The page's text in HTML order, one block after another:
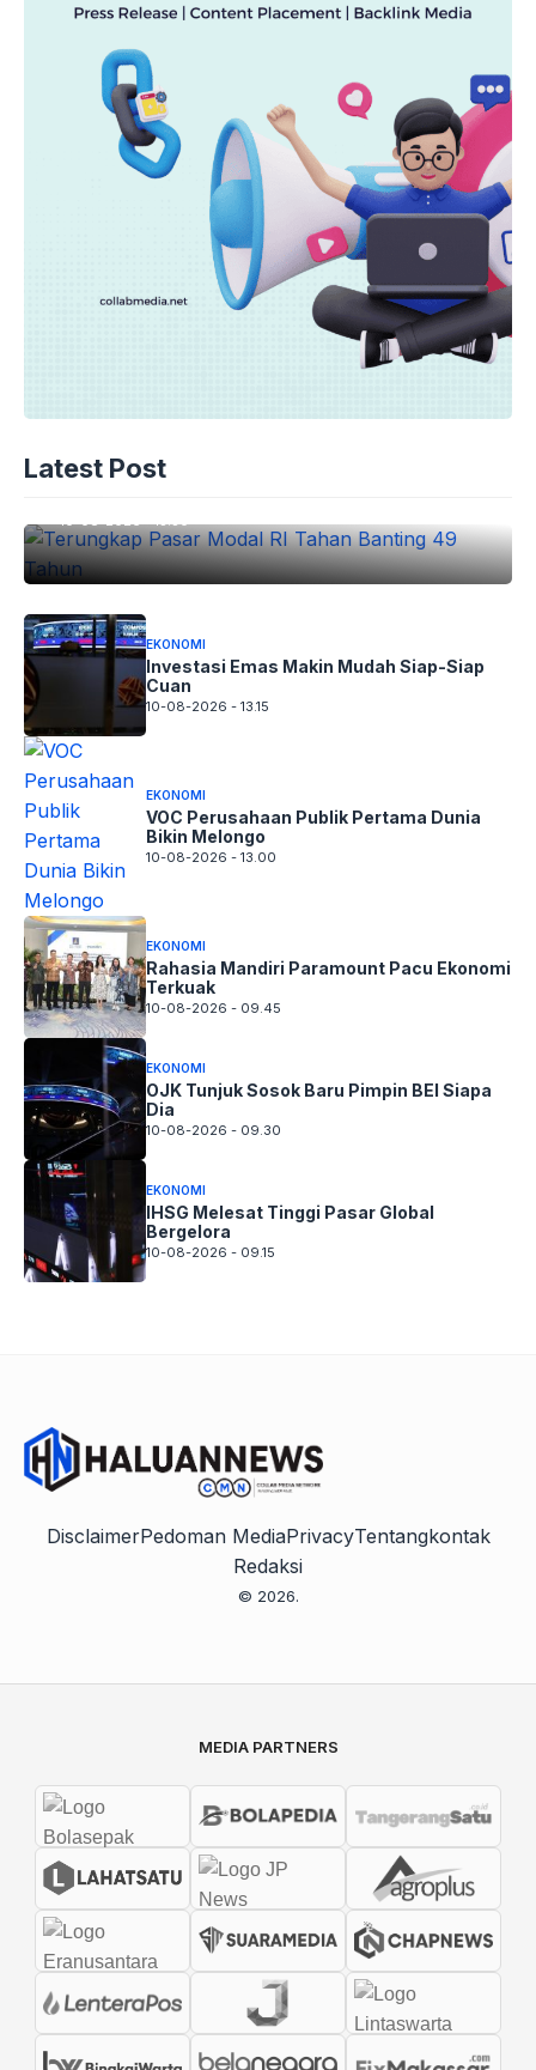
Latest Post
Terungkap Pasar Modal RI Tahan
Banting 49 Tahun
10-08-2026 - 13.30
EKONOMI
Investasi Emas Makin Mudah Siap-Siap
Cuan
10-08-2026 - 13.15
EKONOMI
VOC Perusahaan Publik Pertama Dunia
Bikin Melongo
10-08-2026 - 13.00
EKONOMI
Rahasia Mandiri Paramount Pacu Ekonomi
Terkuak
10-08-2026 - 09.45
EKONOMI
OJK Tunjuk Sosok Baru Pimpin BEI Siapa
Dia
10-08-2026 - 09.30
EKONOMI
IHSG Melesat Tinggi Pasar Global
Bergelora
10-08-2026 - 09.15
DisclaimerPedoman MediaPrivacyTentangkontak
Redaksi
© 2026.
MEDIA PARTNERS